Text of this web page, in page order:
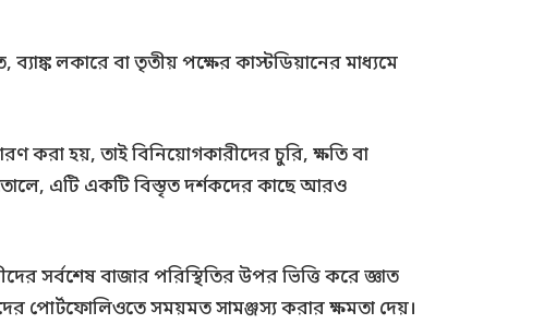
লকারে বা তৃতীয় পক্ষের কাস্টডিয়ানের মাধ্যমে
করা হয়, তাই বিনিয়োগকারীদের চুরি, ক্ষতি বা
এটি একটি বিস্তৃত দর্শকদের কাছে আরও
সর্বশেষ বাজার পরিস্থিতির উপর ভিত্তি করে জ্ঞাত
পোর্টফোলিওতে সময়মত সামঞ্জস্য করার ক্ষমতা দেয়।